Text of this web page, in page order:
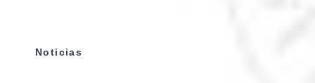
Noticias